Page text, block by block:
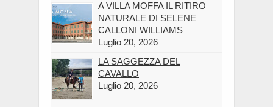
A VILLA MOFFA IL RITIRO
NATURALE DI SELENE
CALLONI WILLIAMS
Luglio 20, 2026
LA SAGGEZZA DEL
CAVALLO
Luglio 20, 2026